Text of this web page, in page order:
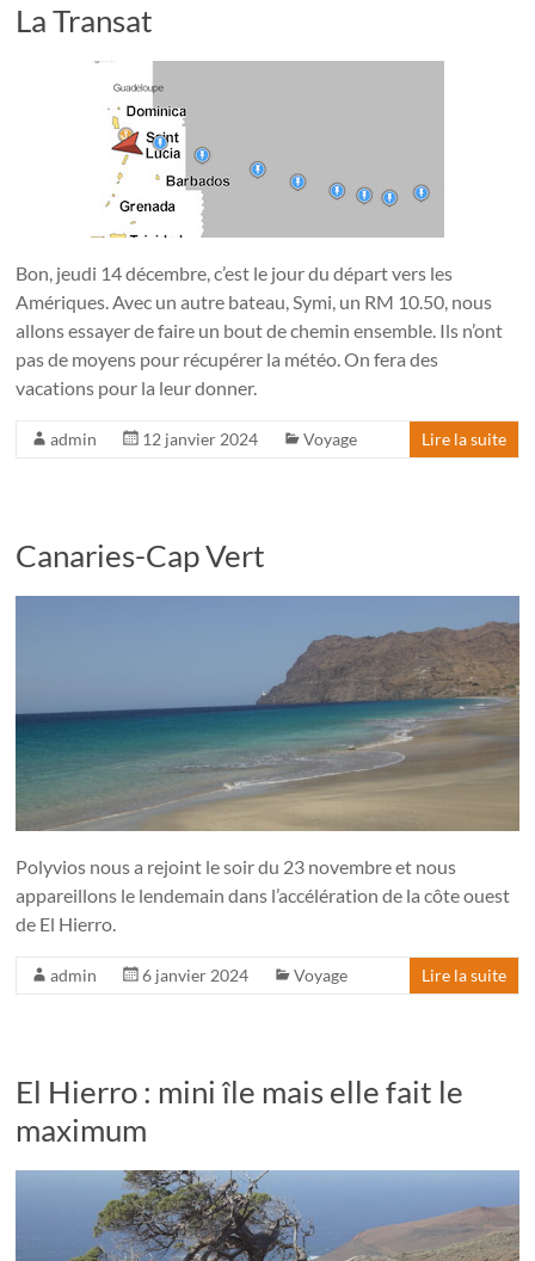
La Transat
Bon, jeudi 14 décembre, c’est le jour du départ vers les
Amériques. Avec un autre bateau, Symi, un RM 10.50, nous
allons essayer de faire un bout de chemin ensemble. Ils n’ont
pas de moyens pour récupérer la météo. On fera des
vacations pour la leur donner.
admin 12 janvier 2024 Voyage Lire la suite
Canaries-Cap Vert
Polyvios nous a rejoint le soir du 23 novembre et nous
appareillons le lendemain dans l’accélération de la côte ouest
de El Hierro.
admin 6 janvier 2024 Voyage Lire la suite
El Hierro : mini île mais elle fait le
maximum